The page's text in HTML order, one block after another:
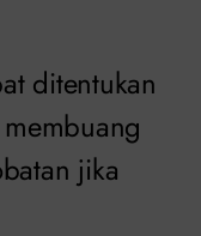
ditentukan
jika